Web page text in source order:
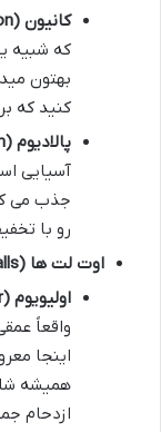
کانیون (Kanyon):
که شبیه
بهتون
کنید که
پالادیوم (Palladium):
آسیایی
جذب می
رو با
اوت لت ها (Outlet Malls) برای تخفیف های عمیق تر:
اولیویوم (Olivium Outlet Center):
واقعاً
اینجا
همیشه
ازدحام